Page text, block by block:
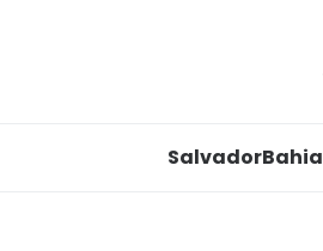
SalvadorBahia